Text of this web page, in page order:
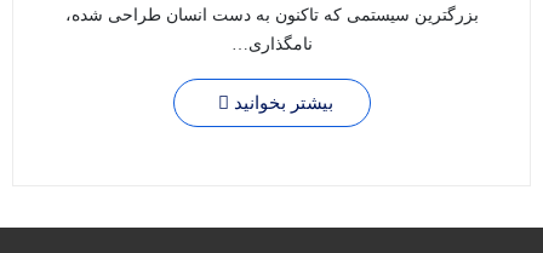
بزرگترین سیستمی که تاکنون به دست انسان طراحی شده،
نامگذاری…
بیشتر بخوانید